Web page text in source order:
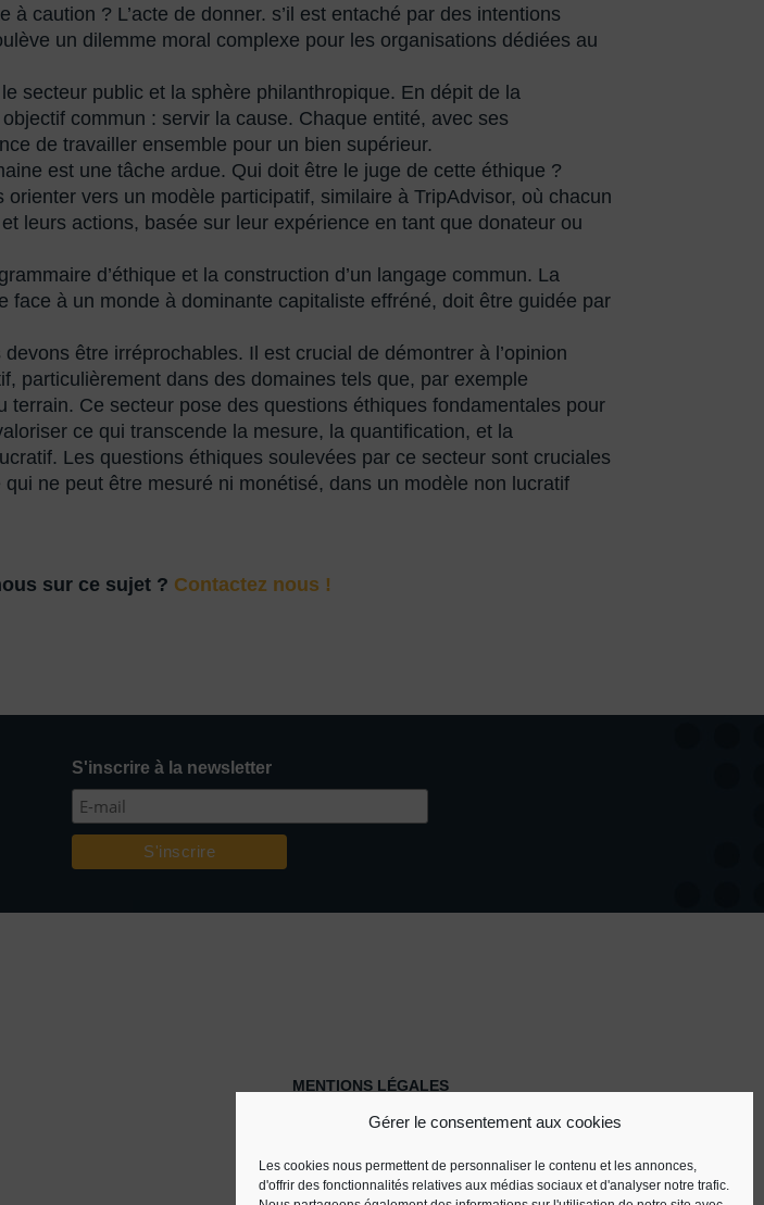
Gérer le consentement aux cookies
Les cookies nous permettent de personnaliser le contenu et les annonces,
d'offrir des fonctionnalités relatives aux médias sociaux et d'analyser notre trafic.
caution ? L’acte de donner. s’il est entaché par des intentions
un dilemme moral complexe pour les organisations dédiées au
secteur public et la sphère philanthropique. En dépit de la
commun : servir la cause. Chaque entité, avec ses
de travailler ensemble pour un bien supérieur.
est une tâche ardue. Qui doit être le juge de cette éthique ?
vers un modèle participatif, similaire à TripAdvisor, où chacun
leurs actions, basée sur leur expérience en tant que donateur ou
d’éthique et la construction d’un langage commun. La
face à un monde à dominante capitaliste effréné, doit être guidée par
être irréprochables. Il est crucial de démontrer à l’opinion
particulièrement dans des domaines tels que, par exemple
terrain. Ce secteur pose des questions éthiques fondamentales pour
ce qui transcende la mesure, la quantification, et la
Les questions éthiques soulevées par ce secteur sont cruciales
ne peut être mesuré ni monétisé, dans un modèle non lucratif
sur ce sujet ? Contactez nous !
S'inscrire à la newsletter
MENTIONS LÉGALES